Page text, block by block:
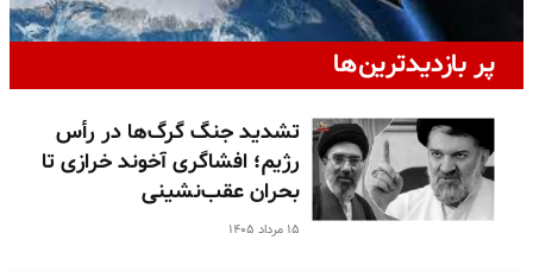
پر بازدیدترین‌ها
تشدید جنگ گرگ‌ها در رأس
رژیم؛ افشاگری آخوند خرازی تا
بحران عقب‌نشینی
۱۵ مرداد ۱۴۰۵